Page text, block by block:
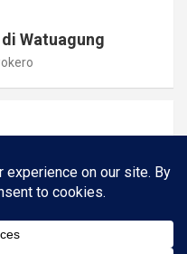
Watuagung